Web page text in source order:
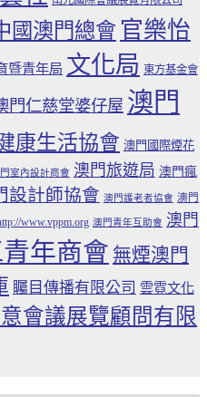
國澳門總會 官樂怡
暨青年局 文化局 東方基金會
門仁慈堂婆仔屋 澳門
康生活協會 澳門國際煙花
室內設計商會 澳門旅遊局 澳門瘋
設計師協會 澳門護老者協會 澳門
www.vppm.org 澳門青年互助會 澳門
年商會 無煙澳門
矚目傳播有限公司 雲霓文化
會議展覽顧問有限